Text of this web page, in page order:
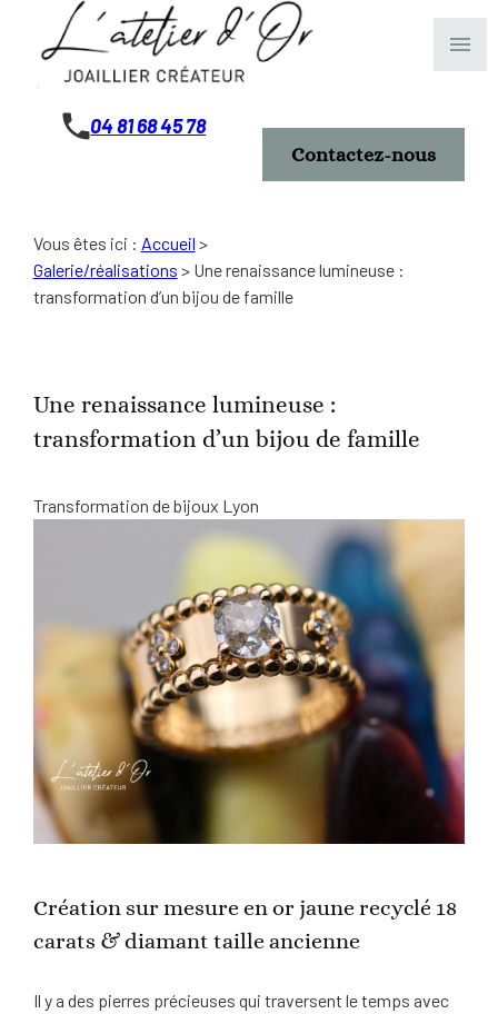
menu
04 81 68 45 78
Contactez-nous
Vous êtes ici : Accueil >
Galerie/réalisations > Une renaissance lumineuse :
transformation d’un bijou de famille
Une renaissance lumineuse :
transformation d’un bijou de famille
Transformation de bijoux Lyon
Création sur mesure en or jaune recyclé 18
carats & diamant taille ancienne
Il y a des pierres précieuses qui traversent le temps avec
Panneau de gestion des cookies